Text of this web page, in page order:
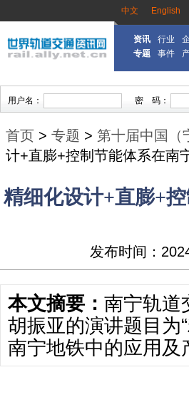
中文 English
资讯 行业
专题
事件
首页 > 专题 > 第十届中国（
计+直膨+控制节能体系在南
精细化设计+直膨+
发布时间：
本文摘要： 南宁轨道
胡振亚的演讲题目为
南宁地铁中的应用及